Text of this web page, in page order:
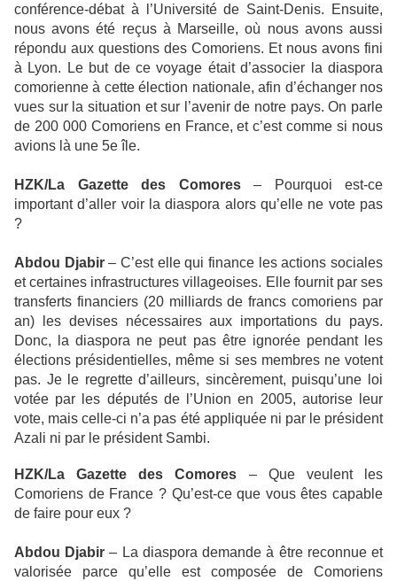
conférence-débat à l’Université de Saint-Denis. Ensuite,
nous avons été reçus à Marseille, où nous avons aussi
répondu aux questions des Comoriens. Et nous avons fini
à Lyon. Le but de ce voyage était d’associer la diaspora
comorienne à cette élection nationale, afin d’échanger nos
vues sur la situation et sur l’avenir de notre pays. On parle
de 200 000 Comoriens en France, et c’est comme si nous
avions là une 5e île.
HZK/La Gazette des Comores– Pourquoi est-ce
important d’aller voir la diaspora alors qu’elle ne vote pas
?
Abdou Djabir– C’est elle qui finance les actions sociales
et certaines infrastructures villageoises. Elle fournit par ses
transferts financiers (20 milliards de francs comoriens par
an) les devises nécessaires aux importations du pays.
Donc, la diaspora ne peut pas être ignorée pendant les
élections présidentielles, même si ses membres ne votent
pas. Je le regrette d’ailleurs, sincèrement, puisqu’une loi
votée par les députés de l’Union en 2005, autorise leur
vote, mais celle-ci n’a pas été appliquée ni par le président
Azali ni par le président Sambi.
HZK/La Gazette des Comores – Que veulent les
Comoriens de France ? Qu’est-ce que vous êtes capable
de faire pour eux ?
Abdou Djabir – La diaspora demande à être reconnue et
valorisée parce qu’elle est composée de Comoriens